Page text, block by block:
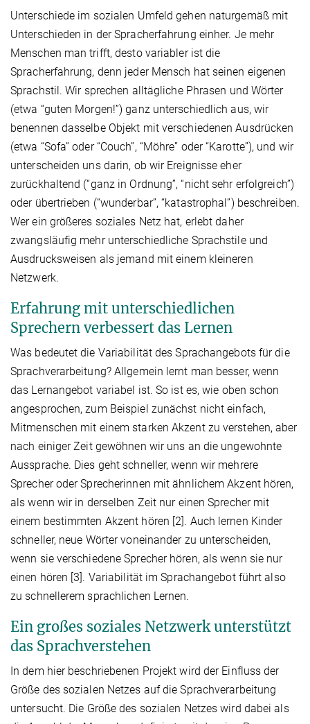
Unterschiede im sozialen Umfeld gehen naturgemäß mit
Unterschieden in der Spracherfahrung einher. Je mehr
Menschen man trifft, desto variabler ist die
Spracherfahrung, denn jeder Mensch hat seinen eigenen
Sprachstil. Wir sprechen alltägliche Phrasen und Wörter
(etwa “guten Morgen!”) ganz unterschiedlich aus, wir
benennen dasselbe Objekt mit verschiedenen Ausdrücken
(etwa “Sofa” oder “Couch”, “Möhre” oder “Karotte”), und wir
unterscheiden uns darin, ob wir Ereignisse eher
zurückhaltend (“ganz in Ordnung”, “nicht sehr erfolgreich”)
oder übertrieben (“wunderbar”, “katastrophal”) beschreiben.
Wer ein größeres soziales Netz hat, erlebt daher
zwangsläufig mehr unterschiedliche Sprachstile und
Ausdrucksweisen als jemand mit einem kleineren
Netzwerk.
Erfahrung mit unterschiedlichen
Sprechern verbessert das Lernen
Was bedeutet die Variabilität des Sprachangebots für die
Sprachverarbeitung? Allgemein lernt man besser, wenn
das Lernangebot variabel ist. So ist es, wie oben schon
angesprochen, zum Beispiel zunächst nicht einfach,
Mitmenschen mit einem starken Akzent zu verstehen, aber
nach einiger Zeit gewöhnen wir uns an die ungewohnte
Aussprache. Dies geht schneller, wenn wir mehrere
Sprecher oder Sprecherinnen mit ähnlichem Akzent hören,
als wenn wir in derselben Zeit nur einen Sprecher mit
einem bestimmten Akzent hören [2]. Auch lernen Kinder
schneller, neue Wörter voneinander zu unterscheiden,
wenn sie verschiedene Sprecher hören, als wenn sie nur
einen hören [3]. Variabilität im Sprachangebot führt also
zu schnellerem sprachlichen Lernen.
Ein großes soziales Netzwerk unterstützt
das Sprachverstehen
In dem hier beschriebenen Projekt wird der Einfluss der
Größe des sozialen Netzes auf die Sprachverarbeitung
untersucht. Die Größe des sozialen Netzes wird dabei als